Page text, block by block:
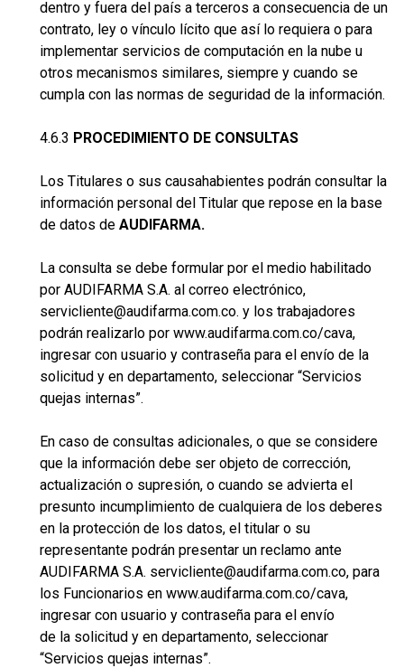
dentro y fuera del país a terceros a consecuencia de un
contrato, ley o vínculo lícito que así lo requiera o para
implementar servicios de computación en la nube u
otros mecanismos similares, siempre y cuando se
cumpla con las normas de seguridad de la información.
4.6.3 PROCEDIMIENTO DE CONSULTAS
Los Titulares o sus causahabientes podrán consultar la
información personal del Titular que repose en la base
de datos de AUDIFARMA.
La consulta se debe formular por el medio habilitado
por AUDIFARMA S.A. al correo electrónico,
servicliente@audifarma.com.co. y los trabajadores
podrán realizarlo por www.audifarma.com.co/cava,
ingresar con usuario y contraseña para el envío de la
solicitud y en departamento, seleccionar “Servicios
quejas internas”.
En caso de consultas adicionales, o que se considere
que la información debe ser objeto de corrección,
actualización o supresión, o cuando se advierta el
presunto incumplimiento de cualquiera de los deberes
en la protección de los datos, el titular o su
representante podrán presentar un reclamo ante
AUDIFARMA S.A. servicliente@audifarma.com.co, para
los Funcionarios en www.audifarma.com.co/cava,
ingresar con usuario y contraseña para el envío
de la solicitud y en departamento, seleccionar
“Servicios quejas internas”.